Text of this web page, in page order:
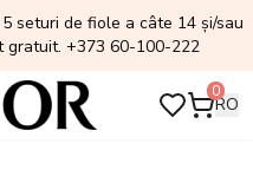
seturi de fiole a câte 14 și/sau
gratuit. +373 60-100-222
0
RO